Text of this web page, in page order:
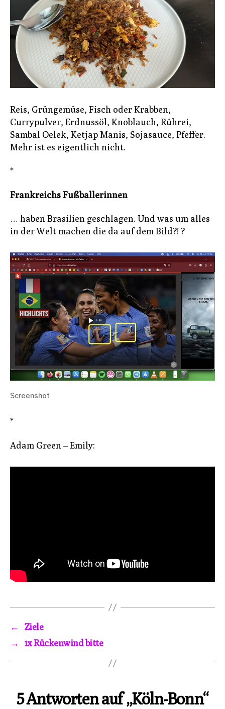
Reis, Grüngemüse, Fisch oder Krabben,
Currypulver, Erdnussöl, Knoblauch, Rührei,
Sambal Oelek, Ketjap Manis, Sojasauce, Pfeffer.
Mehr ist es eigentlich nicht.
*
Frankreichs Fußballerinnen
… haben Brasilien geschlagen. Und was um alles
in der Welt machen die da auf dem Bild?! ?
Screenshot
*
Adam Green – Emily:
←
Ziele
→
1x Rückenwind bitte
5 Antworten auf „Köln-Bonn“